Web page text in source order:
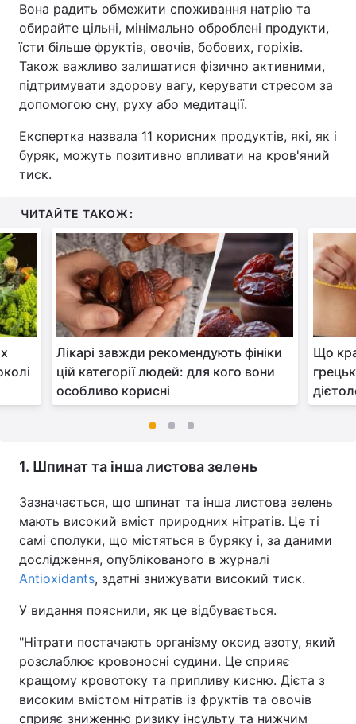
Вона радить обмежити споживання натрію та
обирайте цільні, мінімально оброблені продукти,
їсти більше фруктів, овочів, бобових, горіхів.
Також важливо залишатися фізично активними,
підтримувати здорову вагу, керувати стресом за
допомогою сну, руху або медитації.
Експертка назвала 11 корисних продуктів, які, як і
буряк, можуть позитивно впливати на кров'яний
тиск.
ЧИТАЙТЕ ТАКОЖ:
Лікарі завжди рекомендують фініки
цій категорії людей: для кого вони
особливо корисні
Що
1. Шпинат та інша листова зелень
Зазначається, що шпинат та інша листова зелень
мають високий вміст природних нітратів. Це ті
самі сполуки, що містяться в буряку і, за даними
дослідження, опублікованого в журналі
Antioxidants, здатні знижувати високий тиск.
У видання пояснили, як це відбувається.
"Нітрати постачають організму оксид азоту, який
розслаблює кровоносні судини. Це сприяє
кращому кровотоку та припливу кисню. Дієта з
високим вмістом нітратів із фруктів та овочів
сприяє зниженню ризику інсульту та нижчим